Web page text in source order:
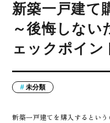
新築一戸建て
～後悔しない
ェックポイン
未分類
新築一戸建てを購入するとい